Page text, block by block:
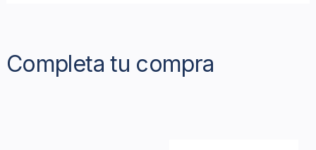
Completa tu compra